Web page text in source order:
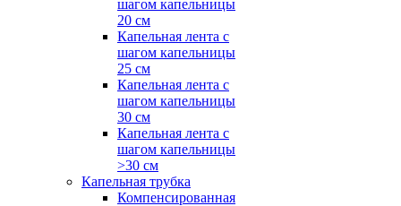
шагом капельницы
20 см
Капельная лента с
шагом капельницы
25 см
Капельная лента с
шагом капельницы
30 см
Капельная лента с
шагом капельницы
>30 см
Капельная трубка
Компенсированная